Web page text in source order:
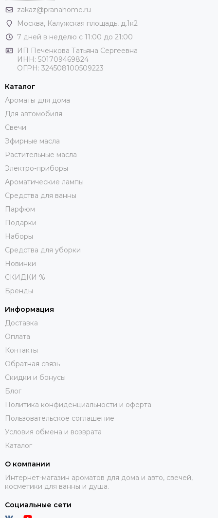
zakaz@pranahome.ru
Москва, Калужская площадь, д.1к2
7 дней в неделю с 11:00 до 21:00
ИП Печенкова Татьяна Сергеевна
ИНН: 501709469824
ОГРН: 324508100509223
Каталог
Ароматы для дома
Для автомобиля
Свечи
Эфирные масла
Растительные масла
Электро-приборы
Ароматические лампы
Средства для ванны
Парфюм
Подарки
Наборы
Средства для уборки
Новинки
СКИДКИ %
Бренды
Информация
Доставка
Оплата
Контакты
Обратная связь
Скидки и бонусы
Блог
Политика конфиденциальности и оферта
Пользовательское соглашение
Условия обмена и возврата
Каталог
О компании
Интернет-магазин ароматов для дома и авто, свечей,
косметики для ванны и душа.
Социальные сети